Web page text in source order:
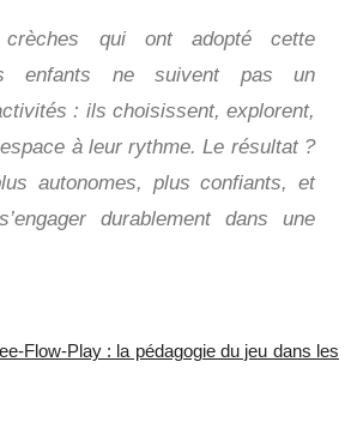
qui ont adopté cette
enfants ne suivent pas un
: ils choisissent, explorent,
à leur rythme. Le résultat ?
autonomes, plus confiants, et
durablement dans une
Flow-Play : la pédagogie du jeu dans les